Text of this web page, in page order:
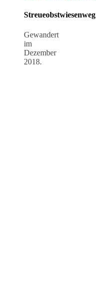
Streueobstwiesenweg
Gewandert
im
Dezember
2018.